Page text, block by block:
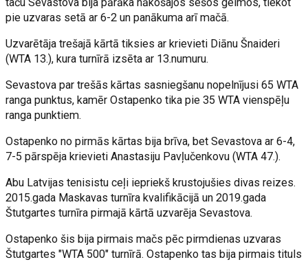
pie uzvaras setā ar 6-2 un panākuma arī mačā.
Uzvarētāja trešajā kārtā tiksies ar krievieti Diānu Šnaideri
(WTA 13.), kura turnīrā izsēta ar 13.numuru.
Sevastova par trešās kārtas sasniegšanu nopelnījusi 65 WTA
ranga punktus, kamēr Ostapenko tika pie 35 WTA vienspēļu
ranga punktiem.
Ostapenko no pirmās kārtas bija brīva, bet Sevastova ar 6-4,
7-5 pārspēja krievieti Anastasiju Pavļučenkovu (WTA 47.).
Abu Latvijas tenisistu ceļi iepriekš krustojušies divas reizes.
2015.gada Maskavas turnīra kvalifikācijā un 2019.gada
Štutgartes turnīra pirmajā kārtā uzvarēja Sevastova.
Ostapenko šis bija pirmais mačs pēc pirmdienas uzvaras
Štutgartes "WTA 500" turnīrā. Ostapenko tas bija pirmais tituls